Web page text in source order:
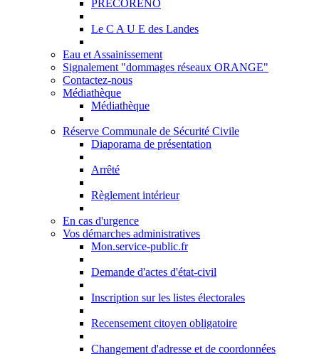
PRECORENO
Le C A U E des Landes
Eau et Assainissement
Signalement "dommages réseaux ORANGE"
Contactez-nous
Médiathèque
Médiathèque
Réserve Communale de Sécurité Civile
Diaporama de présentation
Arrêté
Règlement intérieur
En cas d'urgence
Vos démarches administratives
Mon.service-public.fr
Demande d'actes d'état-civil
Inscription sur les listes électorales
Recensement citoyen obligatoire
Changement d'adresse et de coordonnées